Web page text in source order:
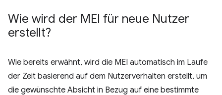
Wie wird der MEI für neue Nutzer
erstellt?
Wie bereits erwähnt, wird die MEI automatisch im Laufe
der Zeit basierend auf dem Nutzerverhalten erstellt, um
die gewünschte Absicht in Bezug auf eine bestimmte